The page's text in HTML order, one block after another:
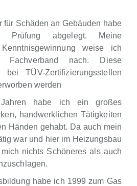
für Schäden an Gebäuden habe
abgelegt. Meine
weise ich
nach. Diese
TÜV-Zertifizierungsstellen
werden
habe ich ein großes
handwerklichen Tätigkeiten
Händen gehabt. Da auch mein
war und hier im Heizungsbau
nichts Schöneres als auch
habe ich 1999 zum Gas